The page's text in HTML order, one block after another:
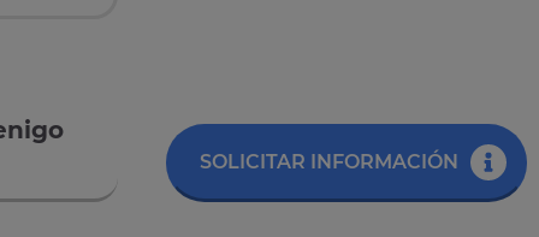
SOLICITAR INFORMACIÓN